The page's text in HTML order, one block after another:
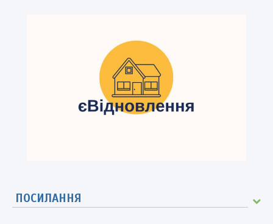
ПОСИЛАННЯ